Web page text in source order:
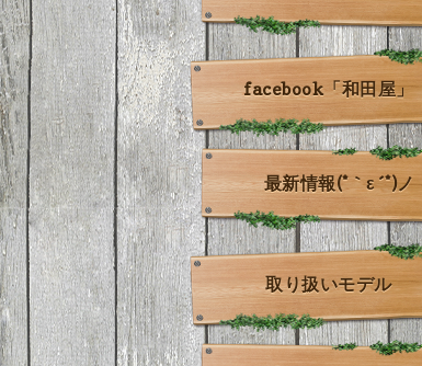
facebook「和田屋」
最新情報(*｀ε´*)ノ
取り扱いモデル